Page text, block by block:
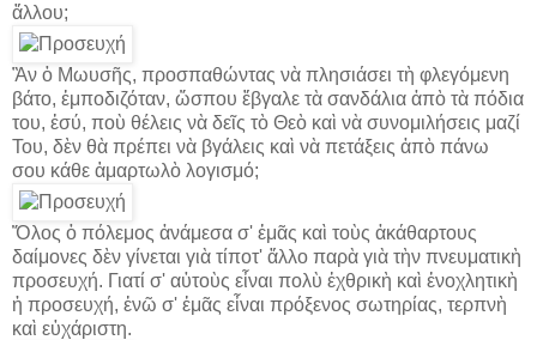
ἄλλου;
Ἂν ὁ Μωυσῆς, προσπαθώντας νὰ πλησιάσει τὴ φλεγόμενη
βάτο, ἐμποδιζόταν, ὥσπου ἔβγαλε τὰ σανδάλια ἀπὸ τὰ πόδια
του, ἐσύ, ποὺ θέλεις νὰ δεῖς τὸ Θεὸ καὶ νὰ συνομιλήσεις μαζί
Του, δὲν θὰ πρέπει νὰ βγάλεις καὶ νὰ πετάξεις ἀπὸ πάνω
σου κάθε ἁμαρτωλὸ λογισμό;
Ὅλος ὁ πόλεμος ἀνάμεσα σ' ἐμᾶς καὶ τοὺς ἀκάθαρτους
δαίμονες δὲν γίνεται γιὰ τίποτ' ἄλλο παρὰ γιὰ τὴν πνευματικὴ
προσευχή. Γιατί σ' αὐτοὺς εἶναι πολὺ ἐχθρικὴ καὶ ἐνοχλητικὴ
ἡ προσευχή, ἐνῶ σ' ἐμᾶς εἶναι πρόξενος σωτηρίας, τερπνὴ
καὶ εὐχάριστη.